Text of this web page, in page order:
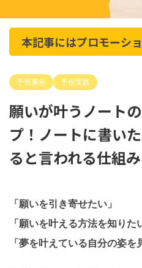
本記事にはプロモーシ
予祝事例 予祝実践
願いが叶うノート
プ！ノートに書い
ると言われる仕組
「願いを引き寄せたい」
「願いを叶える方法を知りた
「夢を叶えている自分の姿を